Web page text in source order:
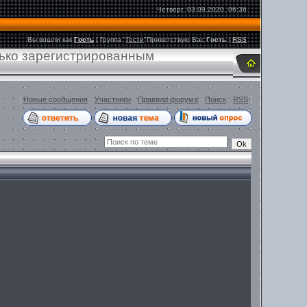
Четверг, 03.09.2020, 06:36
Вы вошли как Гость|Группа"Гости"Приветствую Вас Гость |RSS
зарегистрированным
[ Новые сообщения Участники ·Правила форума· Поиск · RSS]